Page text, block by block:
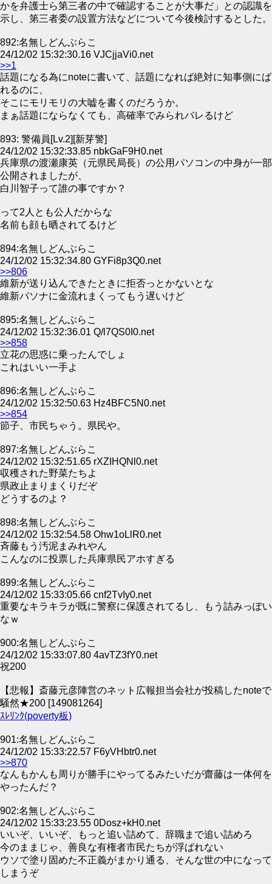
かを弁護士ら第三者の中で確認することが大事だ」との認識を
示し、第三者委の設置方法などについて今後検討するとした。
892:名無しどんぶらこ
24/12/02 15:32:30.16 VJCjjaVi0.net
>>1
話題になる為にnoteに書いて、話題になれば絶対に知事側にば
れるのに、
そこにモリモリの大嘘を書くのだろうか。
まぁ話題にならなくても、高確率でみられバレるけど
893: 警備員[Lv.2][新芽警]
24/12/02 15:32:33.85 nbkGaF9H0.net
兵庫県の渡瀬康英（元県民局長）の公用パソコンの中身が一部
公開されましたが、
白川智子って誰の事ですか？
って2人とも公人だからな
名前も顔も晒されてるけど
894:名無しどんぶらこ
24/12/02 15:32:34.80 GYFi8p3Q0.net
>>806
維新が送り込んできたときに拒否っとかないとな
維新パソナに金流れまくってもう遅いけど
895:名無しどんぶらこ
24/12/02 15:32:36.01 Q/l7QS0I0.net
>>858
立花の思惑に乗ったんでしょ
これはいい一手よ
896:名無しどんぶらこ
24/12/02 15:32:50.63 Hz4BFC5N0.net
>>854
節子、市民ちゃう。県民や。
897:名無しどんぶらこ
24/12/02 15:32:51.65 rXZIHQNl0.net
収穫された野菜たちよ
県政止まりまくりだぞ
どうするのよ？
898:名無しどんぶらこ
24/12/02 15:32:54.58 Ohw1oLlR0.net
斉藤もう汚泥まみれやん
こんなのに投票した兵庫県民アホすぎる
899:名無しどんぶらこ
24/12/02 15:33:05.66 cnf2TvIy0.net
重要なキラキラが既に警察に保護されてるし、もう詰みっぽい
なｗ
900:名無しどんぶらこ
24/12/02 15:33:07.80 4avTZ3fY0.net
祝200
【悲報】斎藤元彦陣営のネット広報担当会社が投稿したnoteで
騒然★200 [149081264]
ｽﾚﾘﾝｸ(poverty板)
901:名無しどんぶらこ
24/12/02 15:33:22.57 F6yVHbtr0.net
>>870
なんもかんも周りが勝手にやってるみたいだが齋藤は一体何を
やったんだ？
902:名無しどんぶらこ
24/12/02 15:33:23.55 0Dosz+kH0.net
いいぞ、いいぞ、もっと追い詰めて、辞職まで追い詰めろ
今のままじゃ、善良な有権者市民たちが浮ばれない
ウソで塗り固めた不正義がまかり通る、そんな世の中になって
しまうぞ